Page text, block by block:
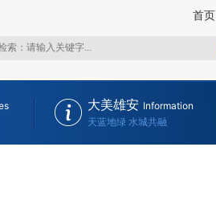
首页
大美雄安 Information
天蓝地绿 水城共融